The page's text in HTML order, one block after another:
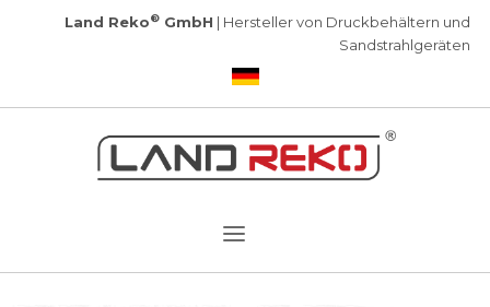
Land Reko® GmbH | Hersteller von Druckbehältern und
Sandstrahlgeräten